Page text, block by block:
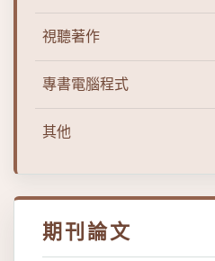
視聽著作
專書電腦程式
其他
期刊論文